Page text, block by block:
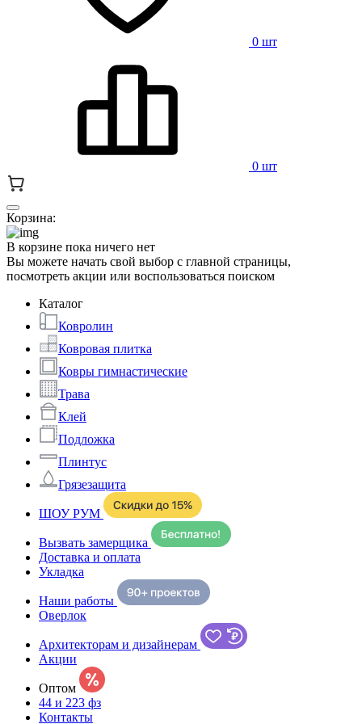
0 шт
0 шт
Корзина:
В корзине пока ничего нет
Вы можете начать свой выбор с главной страницы,
посмотреть акции или воспользоваться поиском
Каталог
Ковролин
Ковровая плитка
Ковры гимнастические
Трава
Клей
Подложка
Плинтус
Грязезащита
ШОУ РУМ
Вызвать замерщика
Доставка и оплата
Укладка
Наши работы
Оверлок
Архитекторам и дизайнерам
Акции
Оптом
44 и 223 фз
Контакты